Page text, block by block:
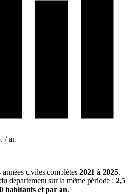
/ an
civiles complètes 2021 à 2025.
département sur la même période : 2,5
habitants et par an.